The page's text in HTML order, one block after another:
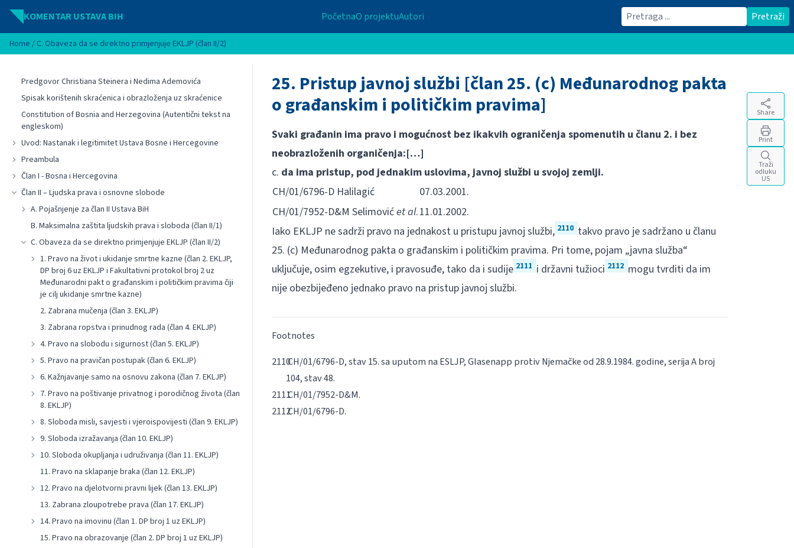
Idi na sadržaj
KOMENTAR USTAVA BIH PočetnaO projektuAutori Traži Pretraži
Home / C. Obaveza da se direktno primjenjuje EKLJP (član II/2)
Predgovor Christiana Steinera i Nedima Ademovića
Spisak korištenih skraćenica i obrazloženja uz skraćenice
Constitution of Bosnia and Herzegovina (Autentični tekst na
engleskom)
Uvod: Nastanak i legitimitet Ustava Bosne i Hercegovine
Preambula
Član I - Bosna i Hercegovina
Član II – Ljudska prava i osnovne slobode
A. Pojašnjenje za član II Ustava BiH
B. Maksimalna zaštita ljudskih prava i sloboda (član II/1)
C. Obaveza da se direktno primjenjuje EKLJP (član II/2)
1. Pravo na život i ukidanje smrtne kazne (član 2. EKLJP,
DP broj 6 uz EKLJP i Fakultativni protokol broj 2 uz
Međunarodni pakt o građanskim i političkim pravima čiji
je cilj ukidanje smrtne kazne)
2. Zabrana mučenja (član 3. EKLJP)
3. Zabrana ropstva i prinudnog rada (član 4. EKLJP)
4. Pravo na slobodu i sigurnost (član 5. EKLJP)
5. Pravo na pravičan postupak (član 6. EKLJP)
6. Kažnjavanje samo na osnovu zakona (član 7. EKLJP)
7. Pravo na poštivanje privatnog i porodičnog života (član
8. EKLJP)
8. Sloboda misli, savjesti i vjeroispovijesti (član 9. EKLJP)
9. Sloboda izražavanja (član 10. EKLJP)
10. Sloboda okupljanja i udruživanja (član 11. EKLJP)
11. Pravo na sklapanje braka (član 12. EKLJP)
12. Pravo na djelotvorni pravni lijek (član 13. EKLJP)
13. Zabrana zloupotrebe prava (član 17. EKLJP)
14. Pravo na imovinu (član 1. DP broj 1 uz EKLJP)
15. Pravo na obrazovanje (član 2. DP broj 1 uz EKLJP)
25. Pristup javnoj službi [član 25. (c) Međunarodnog pakta
o građanskim i političkim pravima]
Svaki građanin ima pravo i mogućnost bez ikakvih ograničenja spomenutih u članu 2. i bez
neobrazloženih organičenja:[…]
c. da ima pristup, pod jednakim uslovima, javnoj službi u svojoj zemlji.
CH/01/6796-D Halilagić
07.03.2001.
CH/01/7952-D&M Selimovićet al.11.01.2002.
Iako EKLJP ne sadrži pravo na jednakost u pristupu javnoj službi, 2110 takvo pravo je sadržano u članu
25. (c) Međunarodnog pakta o građanskim i političkim pravima. Pri tome, pojam „javna služba“
uključuje, osim egzekutive, i pravosuđe, tako da i sudije 2111 i državni tužioci 2112 mogu tvrditi da im
nije obezbijeđeno jednako pravo na pristup javnoj službi.
Footnotes
CH/01/6796-D, stav 15. sa uputom na ESLJP, Glasenapp protiv Njemačke od 28.9.1984. godine, serija A broj
104, stav 48.
CH/01/7952-D&M.
CH/01/6796-D.
Share
Print
Traži
odluku
US